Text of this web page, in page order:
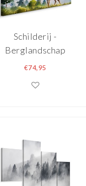
Schilderij -
Berglandschap
met hert (print op
multi-gekleurd,
€74,95